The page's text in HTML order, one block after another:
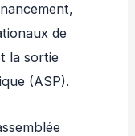
de
la sortie
(ASP).